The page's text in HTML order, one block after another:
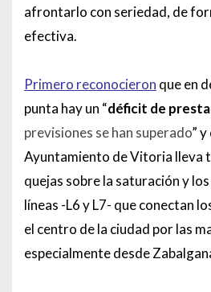
afrontarlo con seriedad, de
efectiva.
Primero reconocieron que en
punta hay un “déficit de
previsiones se han superado”
Ayuntamiento de Vitoria lleva
quejas sobre la saturación y
líneas -L6 y L7- que conectan
el centro de la ciudad por las
especialmente desde